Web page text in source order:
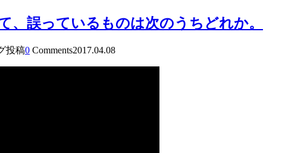
、誤っているものは次のうちどれか。
投稿0 Comments2017.04.08